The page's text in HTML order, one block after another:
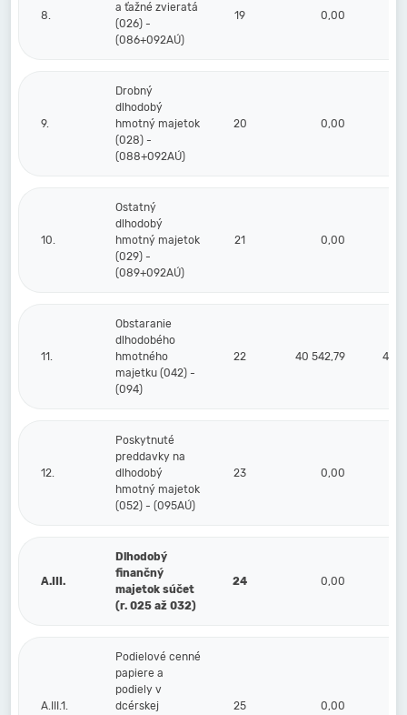
8.
a ťažné zvieratá
(026) -
(086+092AÚ)
19 0,00
9.
Drobný
dlhodobý
hmotný majetok
(028) -
(088+092AÚ)
20 0,00
10.
Ostatný
dlhodobý
hmotný majetok
(029) -
(089+092AÚ)
21 0,00
11.
Obstaranie
dlhodobého
hmotného
majetku (042) -
(094)
22 40 542,79 40
12.
Poskytnuté
preddavky na
dlhodobý
hmotný majetok
(052) - (095AÚ)
23 0,00
A.III.
Dlhodobý
finančný
majetok súčet
(r. 025 až 032)
24 0,00
A.III.1.
Podielové cenné
papiere a
podiely v
dcérskej
25 0,00